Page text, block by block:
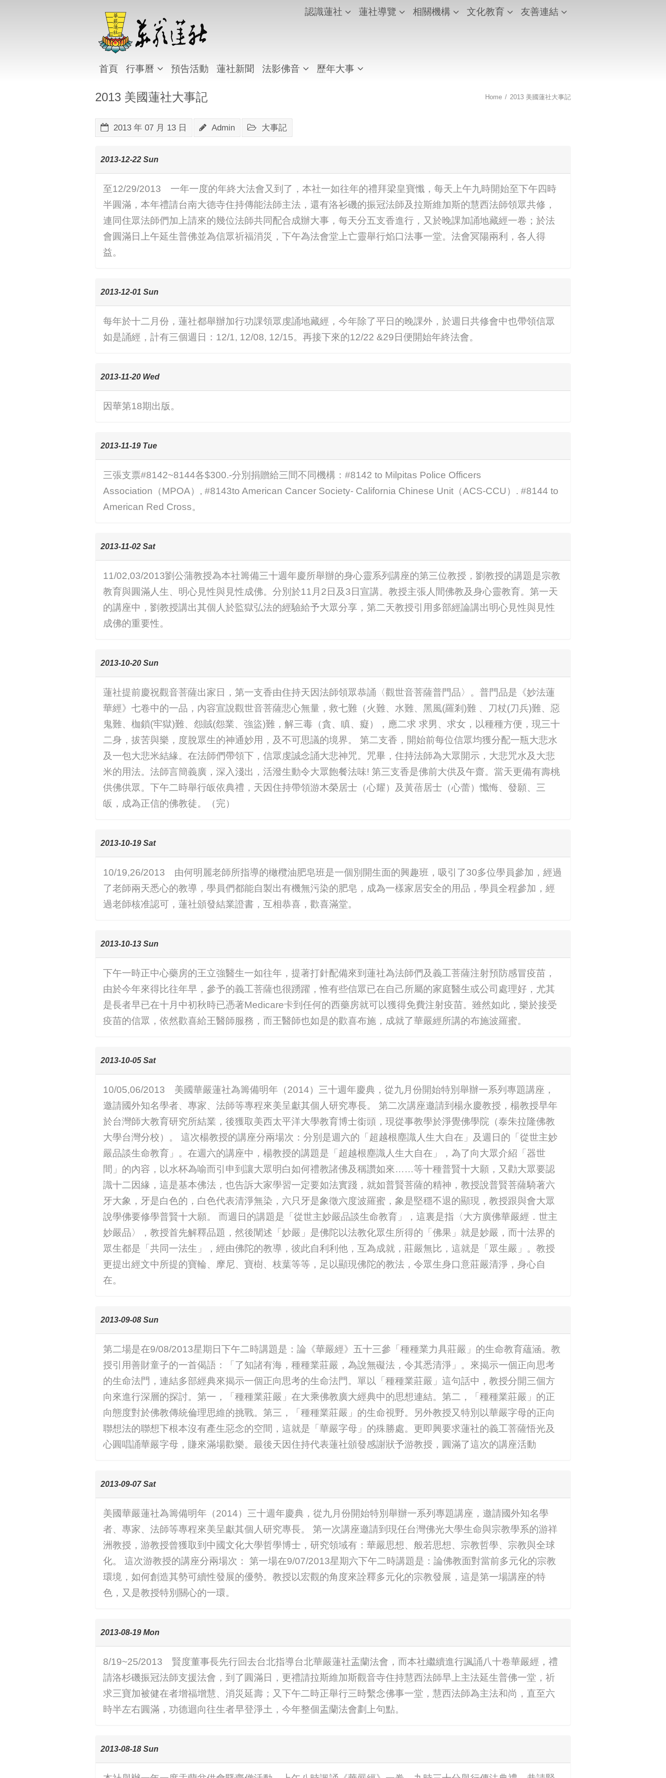
認識蓮社 蓮社導覽 相關機構 文化教育 友善連結
首頁 行事曆 預告活動 蓮社新聞 法影佛音 歷年大事
2013 美國蓮社大事記 Home / 2013 美國蓮社大事記
2013 年 07 月 13 日 Admin 大事記
2013-12-22 Sun
至12/29/2013 一年一度的年終大法會又到了，本社一如往年的禮拜梁皇寶懺，每天上午九時開始至下午四時
半圓滿，本年禮請台南大德寺住持傳能法師主法，還有洛衫磯的振冠法師及拉斯維加斯的慧西法師領眾共修，
連同住眾法師們加上請來的幾位法師共同配合成辦大事，每天分五支香進行，又於晚課加誦地藏經一卷；於法
會圓滿日上午延生普佛並為信眾祈福消災，下午為法會堂上亡靈舉行焰口法事一堂。法會冥陽兩利，各人得
益。
2013-12-01 Sun
每年於十二月份，蓮社都舉辦加行功課領眾虔誦地藏經，今年除了平日的晚課外，於週日共修會中也帶領信眾
如是誦經，計有三個週日：12/1, 12/08, 12/15。再接下來的12/22 &29日便開始年終法會。
2013-11-20 Wed
因華第18期出版。
2013-11-19 Tue
三張支票#8142~8144各$300.-分別捐贈給三間不同機構：#8142 to Milpitas Police Officers
Association（MPOA）, #8143to American Cancer Society- California Chinese Unit（ACS-CCU）. #8144 to
American Red Cross。
2013-11-02 Sat
11/02,03/2013劉公蒲教授為本社籌備三十週年慶所舉辦的身心靈系列講座的第三位教授，劉教授的講題是宗教
教育與圓滿人生、明心見性與見性成佛。分別於11月2日及3日宣講。教授主張人間佛教及身心靈教育。第一天
的講座中，劉教授講出其個人於監獄弘法的經驗給予大眾分享，第二天教授引用多部經論講出明心見性與見性
成佛的重要性。
2013-10-20 Sun
蓮社提前慶祝觀音菩薩出家日，第一支香由住持天因法師領眾恭誦〈觀世音菩薩普門品〉。普門品是《妙法蓮
華經》七卷中的一品，內容宣說觀世音菩薩悲心無量，救七難（火難、水難、黑風(羅剎)難 、刀杖(刀兵)難、惡
鬼難、枷鎖(牢獄)難、怨賊(怨業、強盜)難，解三毒（貪、瞋、癡），應二求 求男、求女，以種種方便，現三十
二身，拔苦與樂，度脫眾生的神通妙用，及不可思議的境界。 第二支香，開始前每位信眾均獲分配一瓶大悲水
及一包大悲米結緣。在法師們帶領下，信眾虔誠念誦大悲神咒。咒畢，住持法師為大眾開示，大悲咒水及大悲
米的用法。法師言簡義廣，深入淺出，活潑生動令大眾飽餐法味! 第三支香是佛前大供及午齋。當天更備有壽桃
供佛供眾。下午二時舉行皈依典禮，天因住持帶領游木榮居士（心耀）及黃蓓居士（心蕾）懺悔、發願、三
皈，成為正信的佛教徒。（完）
2013-10-19 Sat
10/19,26/2013 由何明麗老師所指導的橄欖油肥皂班是一個別開生面的興趣班，吸引了30多位學員參加，經過
了老師兩天悉心的教導，學員們都能自製出有機無污染的肥皂，成為一樣家居安全的用品，學員全程參加，經
過老師核准認可，蓮社頒發結業證書，互相恭喜，歡喜滿堂。
2013-10-13 Sun
下午一時正中心藥房的王立強醫生一如往年，提著打針配備來到蓮社為法師們及義工菩薩注射預防感冒疫苗，
由於今年來得比往年早，參予的義工菩薩也很踴躍，惟有些信眾已在自己所屬的家庭醫生或公司處理好，尤其
是長者早已在十月中初秋時已憑著Medicare卡到任何的西藥房就可以獲得免費注射疫苗。雖然如此，樂於接受
疫苗的信眾，依然歡喜給王醫師服務，而王醫師也如是的歡喜布施，成就了華嚴經所講的布施波羅蜜。
2013-10-05 Sat
10/05,06/2013 美國華嚴蓮社為籌備明年（2014）三十週年慶典，從九月份開始特別舉辦一系列專題講座，
邀請國外知名學者、專家、法師等專程來美呈獻其個人研究專長。 第二次講座邀請到楊永慶教授，楊教授早年
於台灣師大教育研究所結業，後獲取美西太平洋大學教育博士銜頭，現從事教學於淨覺佛學院（泰朱拉隆佛教
大學台灣分校）。 這次楊教授的講座分兩場次：分別是週六的「超越根塵識人生大自在」及週日的「從世主妙
嚴品談生命教育」。在週六的講座中，楊教授的講題是「超越根塵識人生大自在」，為了向大眾介紹「器世
間」的內容，以水杯為喻而引申到讓大眾明白如何禮教諸佛及稱讚如來……等十種普賢十大願，又勸大眾要認
識十二因緣，這是基本佛法，也告訴大家學習一定要如法實踐，就如普賢菩薩的精神，教授說普賢菩薩騎著六
牙大象，牙是白色的，白色代表清淨無染，六只牙是象徵六度波羅蜜，象是堅穩不退的顯現，教授跟與會大眾
說學佛要修學普賢十大願。 而週日的講題是「從世主妙嚴品談生命教育」，這裏是指〈大方廣佛華嚴經．世主
妙嚴品〉，教授首先解釋品題，然後闡述「妙嚴」是佛陀以法教化眾生所得的「佛果」就是妙嚴，而十法界的
眾生都是「共同一法生」，經由佛陀的教導，彼此自利利他，互為成就，莊嚴無比，這就是「眾生嚴」。教授
更提出經文中所提的寶輪、摩尼、寶樹、枝葉等等，足以顯現佛陀的教法，令眾生身口意莊嚴清淨，身心自
在。
2013-09-08 Sun
第二場是在9/08/2013星期日下午二時講題是：論《華嚴經》五十三參「種種業力具莊嚴」的生命教育蘊涵。教
授引用善財童子的一首偈語：「了知諸有海，種種業莊嚴，為說無礙法，令其悉清淨」。來揭示一個正向思考
的生命法門，連結多部經典來揭示一個正向思考的生命法門。單以「種種業莊嚴」這句話中，教授分開三個方
向來進行深層的探討。第一，「種種業莊嚴」在大乘佛教廣大經典中的思想連結。第二，「種種業莊嚴」的正
向態度對於佛教傳統倫理思維的挑戰。第三，「種種業莊嚴」的生命視野。另外教授又特別以華嚴字母的正向
聯想法的聯想下根本沒有產生惡念的空間，這就是「華嚴字母」的殊勝處。更即興要求蓮社的義工菩薩悟光及
心圓唱誦華嚴字母，賺來滿場歡樂。最後天因住持代表蓮社頒發感謝狀予游教授，圓滿了這次的講座活動
2013-09-07 Sat
美國華嚴蓮社為籌備明年（2014）三十週年慶典，從九月份開始特別舉辦一系列專題講座，邀請國外知名學
者、專家、法師等專程來美呈獻其個人研究專長。 第一次講座邀請到現任台灣佛光大學生命與宗教學系的游祥
洲教授，游教授曾獲取到中國文化大學哲學博士，研究領域有：華嚴思想、般若思想、宗教哲學、宗教與全球
化。 這次游教授的講座分兩場次： 第一場在9/07/2013星期六下午二時講題是：論佛教面對當前多元化的宗教
環境，如何創造其勢可續性發展的優勢。教授以宏觀的角度來詮釋多元化的宗教發展，這是第一場講座的特
色，又是教授特別關心的一環。
2013-08-19 Mon
8/19~25/2013 賢度董事長先行回去台北指導台北華嚴蓮社盂蘭法會，而本社繼續進行諷誦八十卷華嚴經，禮
請洛杉磯振冠法師支援法會，到了圓滿日，更禮請拉斯維加斯觀音寺住持慧西法師早上主法延生普佛一堂，祈
求三寶加被健在者增福增慧、消災延壽；又下午二時正舉行三時繫念佛事一堂，慧西法師為主法和尚，直至六
時半左右圓滿，功德迴向往生者早登淨土，今年整個盂蘭法會劃上句點。
2013-08-18 Sun